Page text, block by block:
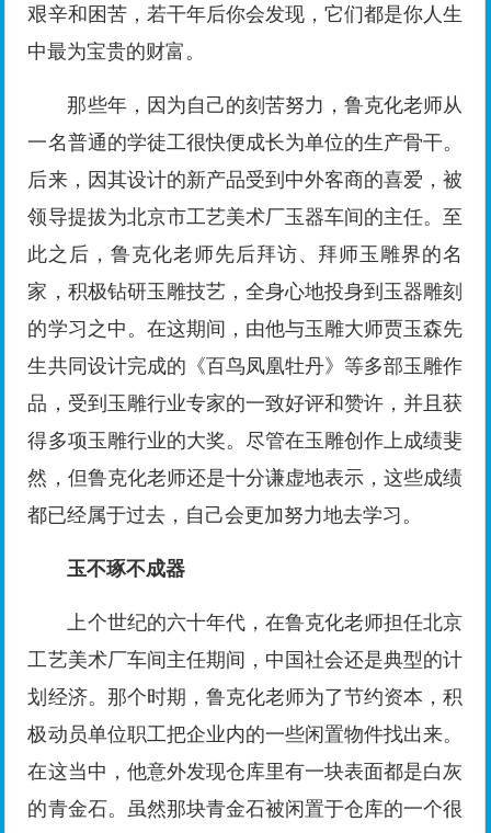
艰辛和困苦，若干年后你会发现，它们都是你人生
中最为宝贵的财富。
那些年，因为自己的刻苦努力，鲁克化老师从
一名普通的学徒工很快便成长为单位的生产骨干。
后来，因其设计的新产品受到中外客商的喜爱，被
领导提拔为北京市工艺美术厂玉器车间的主任。至
此之后，鲁克化老师先后拜访、拜师玉雕界的名
家，积极钻研玉雕技艺，全身心地投身到玉器雕刻
的学习之中。在这期间，由他与玉雕大师贾玉森先
生共同设计完成的《百鸟凤凰牡丹》等多部玉雕作
品，受到玉雕行业专家的一致好评和赞许，并且获
得多项玉雕行业的大奖。尽管在玉雕创作上成绩斐
然，但鲁克化老师还是十分谦虚地表示，这些成绩
都已经属于过去，自己会更加努力地去学习。
玉不琢不成器
上个世纪的六十年代，在鲁克化老师担任北京
工艺美术厂车间主任期间，中国社会还是典型的计
划经济。那个时期，鲁克化老师为了节约资本，积
极动员单位职工把企业内的一些闲置物件找出来。
在这当中，他意外发现仓库里有一块表面都是白灰
的青金石。虽然那块青金石被闲置于仓库的一个很